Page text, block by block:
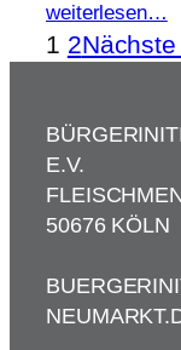
weiterlesen…
1 2
E.V.
50676 KÖLN